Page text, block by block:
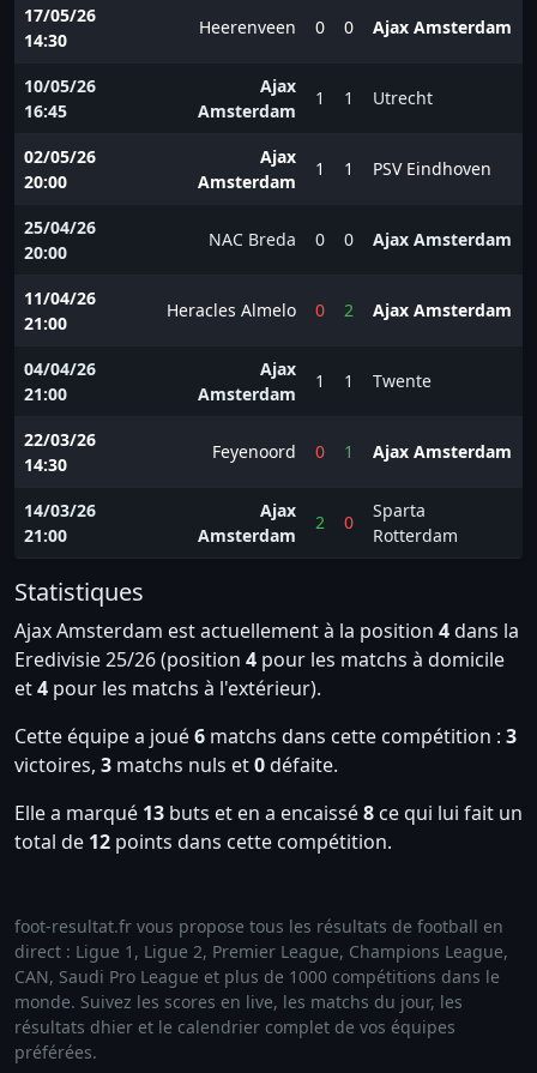
17/05/26
14:30
Heerenveen 0 0 Ajax Amsterdam
10/05/26
16:45
Ajax
Amsterdam
1 1 Utrecht
02/05/26
20:00
Ajax
Amsterdam
1 1 PSV Eindhoven
25/04/26
20:00
NAC Breda 0 0 Ajax Amsterdam
11/04/26
21:00
Heracles Almelo 0 2 Ajax Amsterdam
04/04/26
21:00
Ajax
Amsterdam
1 1 Twente
22/03/26
14:30
Feyenoord 0 1 Ajax Amsterdam
14/03/26
21:00
Ajax
Amsterdam
2 0
Sparta
Rotterdam
Statistiques
Ajax Amsterdam est actuellement à la position 4dans la
Eredivisie 25/26 (position 4 pour les matchs à domicile
et4 pour les matchs à l'extérieur).
Cette équipe a joué6 matchs dans cette compétition : 3
victoires, 3 matchs nuls et0défaite.
Elle a marqué 13 buts et en a encaissé8 ce qui lui fait un
total de 12 points dans cette compétition.
foot-resultat.fr vous propose tous les résultats de football en
direct : Ligue 1, Ligue 2, Premier League, Champions League,
CAN, Saudi Pro League et plus de 1000 compétitions dans le
monde. Suivez les scores en live, les matchs du jour, les
résultats dhier et le calendrier complet de vos équipes
préférées.